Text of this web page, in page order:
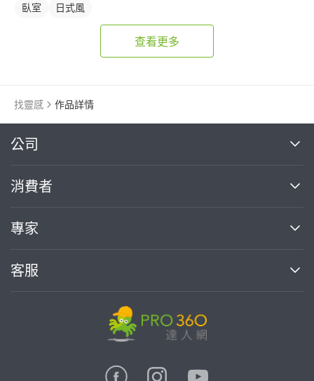
臥室 日式風
查看更多
找靈感 作品詳情
公司
關於我們
部落格
加入我們
消費者
買服務
熱門服務
專家
案件中心
客服
繼續完成